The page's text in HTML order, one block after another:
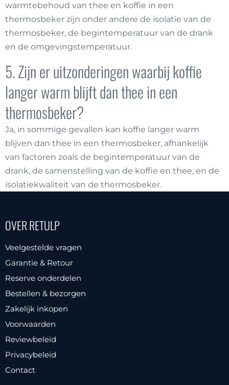
warmtebehoud van thee en koffie in een
thermosbeker zijn onder andere de isolatie van de
thermosbeker, de begintemperatuur van de drank
en de omgevingstemperatuur.
5. Zijn er uitzonderingen waarbij koffie
langer warm blijft dan thee in een
thermosbeker?
Ja, in sommige gevallen kan koffie langer warm
blijven dan thee in een thermosbeker, afhankelijk
van factoren zoals de begintemperatuur van de
drank, de samenstelling van de koffie en thee, en de
isolatiekwaliteit van de thermosbeker.
OVER RETULP
Veelgestelde vragen
Garantie & Retour
Reserve onderdelen
Bestellen & bezorgen
Zakelijk inkopen
Voorwaarden
Reviewbeleid
Privacybeleid
Contact